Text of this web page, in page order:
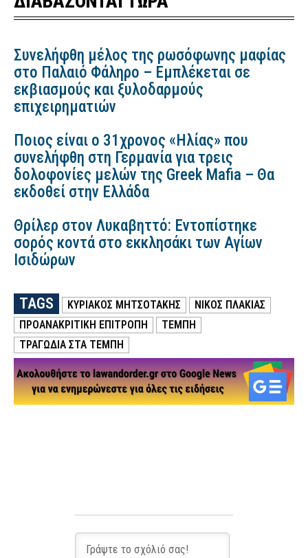
Συνελήφθη μέλος της ρωσόφωνης μαφίας
στο Παλαιό Φάληρο – Εμπλέκεται σε
εκβιασμούς και ξυλοδαρμούς
επιχειρηματιών
Ποιος είναι ο 31χρονος «Ηλίας» που
συνελήφθη στη Γερμανία για τρεις
δολοφονίες μελών της Greek Mafia – Θα
εκδοθεί στην Ελλάδα
Θρίλερ στον Λυκαβηττό: Εντοπίστηκε
σορός κοντά στο εκκλησάκι των Αγίων
Ισιδώρων
TAGS ΚΥΡΙΑΚΟΣ ΜΗΤΣΟΤΑΚΗΣ
ΝΙΚΟΣ ΠΛΑΚΙΑΣ
ΠΡΟΑΝΑΚΡΙΤΙΚΗ ΕΠΙΤΡΟΠΉ
ΤΕΜΠΗ
ΤΡΑΓΩΔΊΑ ΣΤΑ ΤΈΜΠΗ